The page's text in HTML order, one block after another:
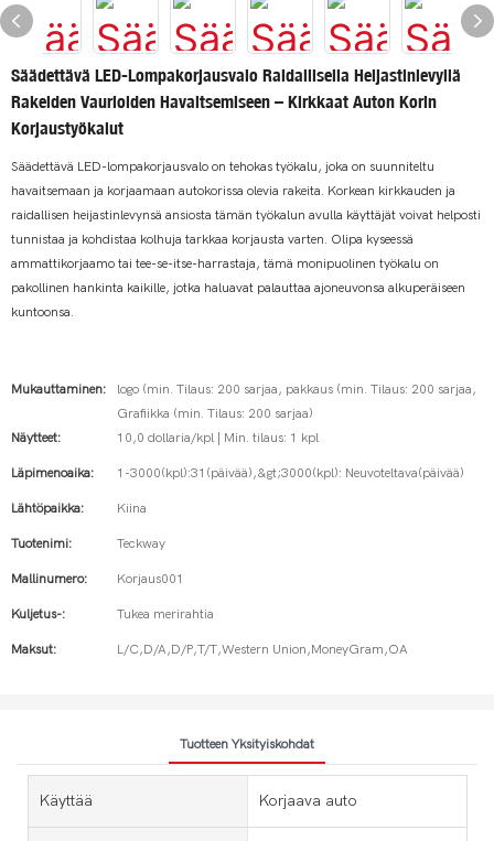
Säädettävä LED-Lompakorjausvalo Raidallisella Heijastinlevyllä
Rakeiden Vaurioiden Havaitsemiseen – Kirkkaat Auton Korin
Korjaustyökalut
Säädettävä LED-lompakorjausvalo on tehokas työkalu, joka on suunniteltu
havaitsemaan ja korjaamaan autokorissa olevia rakeita. Korkean kirkkauden ja
raidallisen heijastinlevynsä ansiosta tämän työkalun avulla käyttäjät voivat helposti
tunnistaa ja kohdistaa kolhuja tarkkaa korjausta varten. Olipa kyseessä
ammattikorjaamo tai tee-se-itse-harrastaja, tämä monipuolinen työkalu on
pakollinen hankinta kaikille, jotka haluavat palauttaa ajoneuvonsa alkuperäiseen
kuntoonsa.
Mukauttaminen:
logo (min. Tilaus: 200 sarjaa, pakkaus (min. Tilaus: 200 sarjaa,
Grafiikka (min. Tilaus: 200 sarjaa)
Näytteet:
10,0 dollaria/kpl | Min. tilaus: 1 kpl
Läpimenoaika: 1-3000(kpl):31(päivää),&gt;3000(kpl): Neuvoteltava(päivää)
Lähtöpaikka: Kiina
Tuotenimi: Teckway
Mallinumero: Korjaus001
Kuljetus-: Tukea merirahtia
Maksut: L/C,D/A,D/P,T/T,Western Union,MoneyGram,OA
Tuotteen Yksityiskohdat
Käyttää Korjaava auto